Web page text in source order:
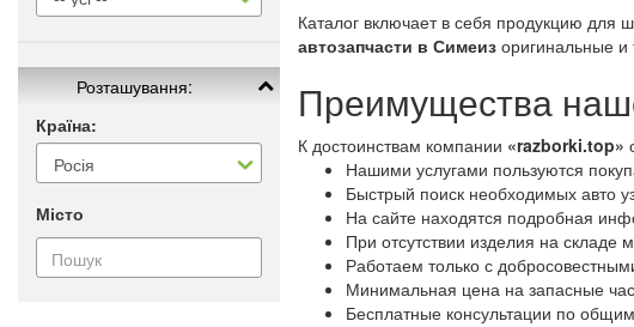
Розташування:
Країна:
Місто
Каталог включает в себя продукцию для
автозапчасти в Симеиз оригинальные
Преимущества
К достоинствам компании «razborki.top»
Нашими услугами пользуются
Быстрый поиск необходимых авто
На сайте находятся подробная
При отсутствии изделия на складе
Работаем только с
Минимальная цена на запасные
Бесплатные консультации по